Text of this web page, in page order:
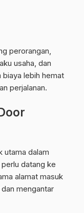
perorangan,
usaha, dan
biaya lebih hemat
perjalanan.
utama dalam
datang ke
alamat masuk
mengantar